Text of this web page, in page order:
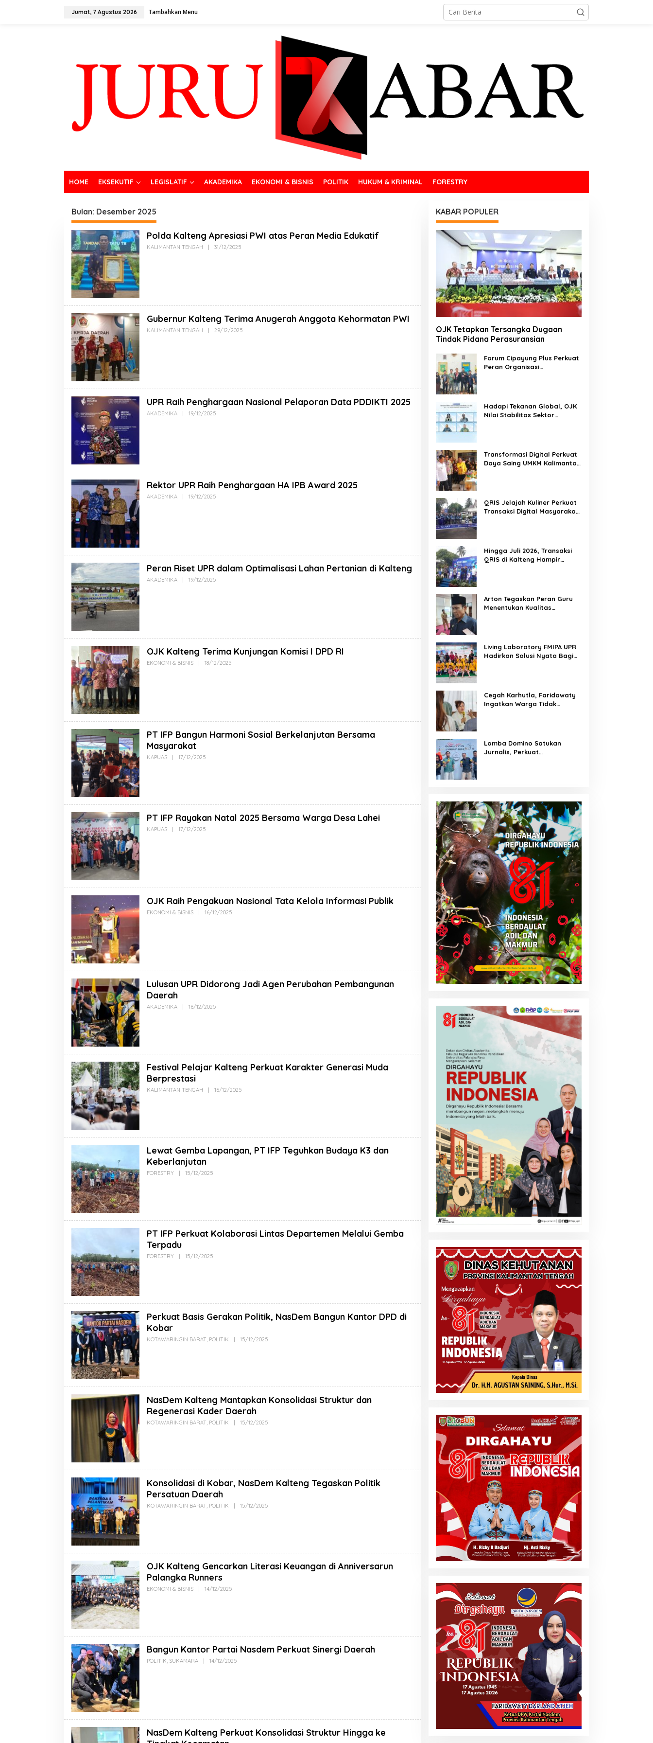
Jumat, 7 Agustus 2026 Tambahkan Menu
HOME EKSEKUTIF LEGISLATIF AKADEMIKA EKONOMI & BISNIS POLITIK HUKUM & KRIMINAL FORESTRY
Bulan: Desember 2025
Polda Kalteng Apresiasi PWI atas Peran Media Edukatif
KALIMANTAN TENGAH 31/12/2025
Gubernur Kalteng Terima Anugerah Anggota Kehormatan PWI
KALIMANTAN TENGAH 29/12/2025
UPR Raih Penghargaan Nasional Pelaporan Data PDDIKTI 2025
AKADEMIKA 19/12/2025
Rektor UPR Raih Penghargaan HA IPB Award 2025
AKADEMIKA 19/12/2025
Peran Riset UPR dalam Optimalisasi Lahan Pertanian di Kalteng
AKADEMIKA 19/12/2025
OJK Kalteng Terima Kunjungan Komisi I DPD RI
EKONOMI & BISNIS 18/12/2025
PT IFP Bangun Harmoni Sosial Berkelanjutan Bersama
Masyarakat
KAPUAS 17/12/2025
PT IFP Rayakan Natal 2025 Bersama Warga Desa Lahei
KAPUAS 17/12/2025
OJK Raih Pengakuan Nasional Tata Kelola Informasi Publik
EKONOMI & BISNIS 16/12/2025
Lulusan UPR Didorong Jadi Agen Perubahan Pembangunan
Daerah
AKADEMIKA 16/12/2025
Festival Pelajar Kalteng Perkuat Karakter Generasi Muda
Berprestasi
KALIMANTAN TENGAH 16/12/2025
Lewat Gemba Lapangan, PT IFP Teguhkan Budaya K3 dan
Keberlanjutan
FORESTRY 15/12/2025
PT IFP Perkuat Kolaborasi Lintas Departemen Melalui Gemba
Terpadu
FORESTRY 15/12/2025
Perkuat Basis Gerakan Politik, NasDem Bangun Kantor DPD di
Kobar
KOTAWARINGIN BARAT, POLITIK 15/12/2025
NasDem Kalteng Mantapkan Konsolidasi Struktur dan
Regenerasi Kader Daerah
KOTAWARINGIN BARAT, POLITIK 15/12/2025
Konsolidasi di Kobar, NasDem Kalteng Tegaskan Politik
Persatuan Daerah
KOTAWARINGIN BARAT, POLITIK 15/12/2025
OJK Kalteng Gencarkan Literasi Keuangan di Anniversarun
Palangka Runners
EKONOMI & BISNIS 14/12/2025
Bangun Kantor Partai Nasdem Perkuat Sinergi Daerah
POLITIK, SUKAMARA 14/12/2025
NasDem Kalteng Perkuat Konsolidasi Struktur Hingga ke
KABAR POPULER
OJK Tetapkan Tersangka Dugaan
Tindak Pidana Perasuransian
Forum Cipayung Plus Perkuat
Peran Organisasi
Hadapi Tekanan Global, OJK
Nilai Stabilitas Sektor
Transformasi Digital Perkuat
Daya Saing UMKM Kalimantan
QRIS Jelajah Kuliner Perkuat
Transaksi Digital Masyarakat
Hingga Juli 2026, Transaksi
QRIS di Kalteng Hampir
Arton Tegaskan Peran Guru
Menentukan Kualitas
Living Laboratory FMIPA UPR
Hadirkan Solusi Nyata Bagi
Cegah Karhutla, Faridawaty
Ingatkan Warga Tidak
Lomba Domino Satukan
Jurnalis, Perkuat